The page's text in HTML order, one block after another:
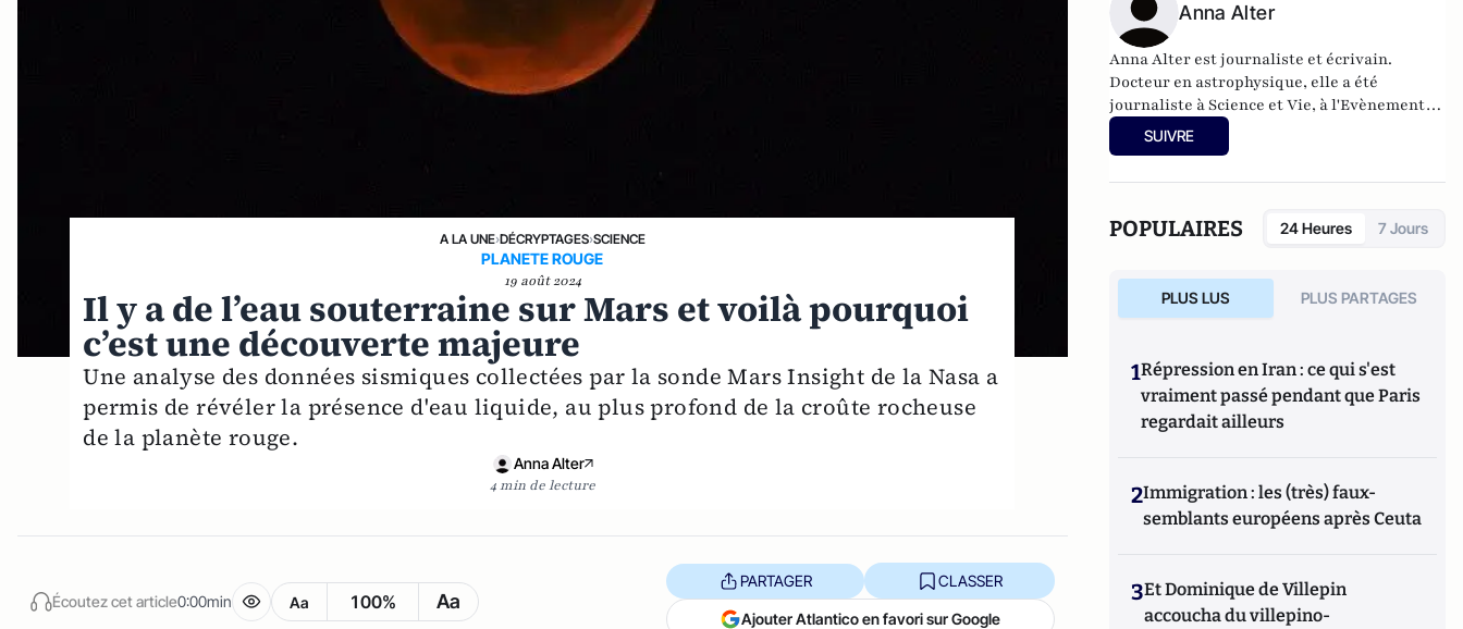
A LA UNE›DÉCRYPTAGES›SCIENCE
PLANETE ROUGE
19 août 2024
Il y a de l’eau souterraine sur Mars et voilà pourquoi
c’est une découverte majeure
Une analyse des données sismiques collectées par la sonde Mars Insight de la Nasa a
permis de révéler la présence d'eau liquide, au plus profond de la croûte rocheuse
de la planète rouge.
Anna Alter
4 min de lecture
Écoutez cet article0:00min Aa 100% Aa
PARTAGER CLASSER
Ajouter Atlantico en favori sur Google
Anna Alter
Anna Alter est journaliste et écrivain.
Docteur en astrophysique, elle a été
journaliste à Science et Vie, à l'Evènement
du jeudi, grand reporter à Marianne et
rédactrice en chef adjointe de La
SUIVRE
POPULAIRES 24 Heures 7 Jours
PLUS LUS PLUS PARTAGES
1Répression en Iran : ce qui s'est
vraiment passé pendant que Paris
regardait ailleurs
2Immigration : les (très) faux-
semblants européens après Ceuta
3Et Dominique de Villepin
accoucha du villepino-